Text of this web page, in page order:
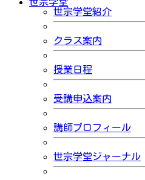
世宗学堂紹介
クラス案内
授業日程
受講申込案内
講師プロフィール
世宗学堂ジャーナル